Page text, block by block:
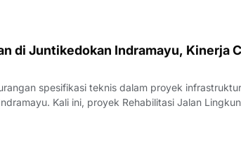
di Juntikedokan Indramayu, Kinerja
spesifikasi teknis dalam proyek
Kali ini, proyek Rehabilitasi Jalan
berada di bawah sorotan tajam lantaran